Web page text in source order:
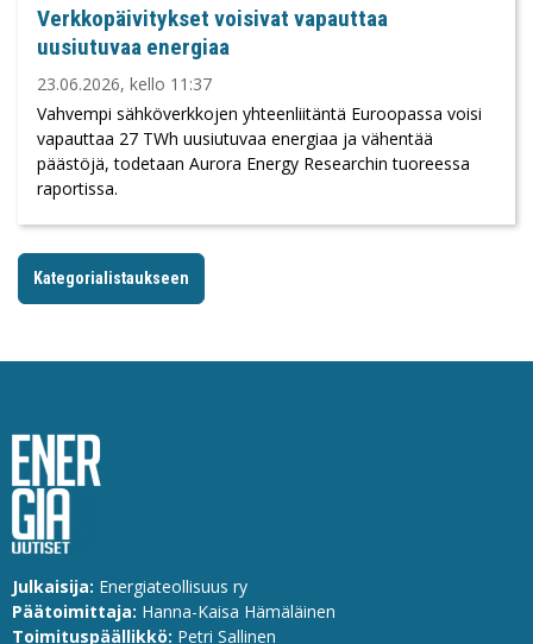
Verkkopäivitykset voisivat vapauttaa
uusiutuvaa energiaa
23.06.2026, kello 11:37
Vahvempi sähköverkkojen yhteenliitäntä Euroopassa voisi
vapauttaa 27 TWh uusiutuvaa energiaa ja vähentää
päästöjä, todetaan Aurora Energy Researchin tuoreessa
raportissa.
Kategorialistaukseen
Julkaisija: Energiateollisuus ry
Päätoimittaja: Hanna-Kaisa Hämäläinen
Toimituspäällikkö: Petri Sallinen